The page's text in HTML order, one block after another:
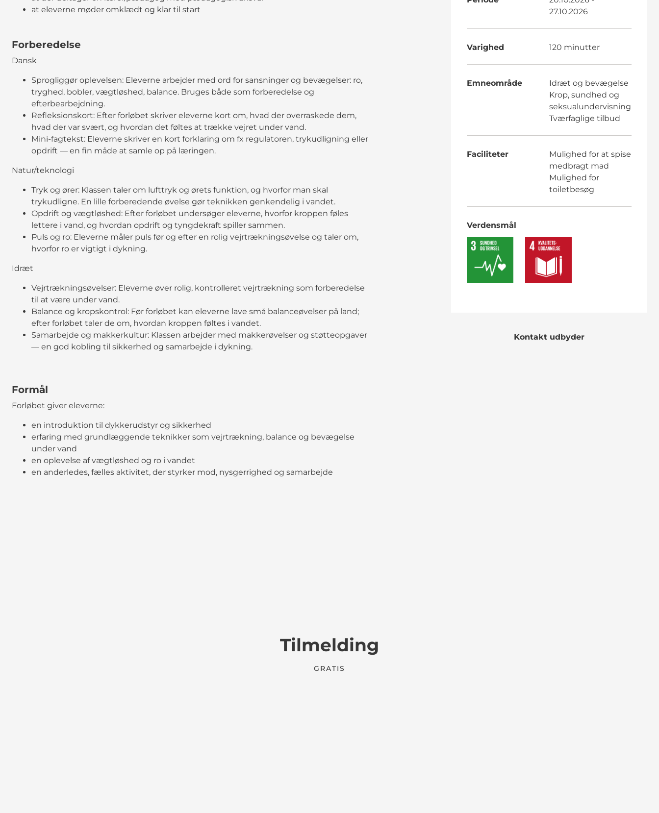
at eleverne møder omklædt og klar til start
Forberedelse
Dansk
Sprogliggør oplevelsen: Eleverne arbejder med ord for sansninger og bevægelser: ro,
tryghed, bobler, vægtløshed, balance. Bruges både som forberedelse og
efterbearbejdning.
Refleksionskort: Efter forløbet skriver eleverne kort om, hvad der overraskede dem,
hvad der var svært, og hvordan det føltes at trække vejret under vand.
Mini-fagtekst: Eleverne skriver en kort forklaring om fx regulatoren, trykudligning eller
opdrift — en fin måde at samle op på læringen.
Natur/teknologi
Tryk og ører: Klassen taler om lufttryk og ørets funktion, og hvorfor man skal
trykudligne. En lille forberedende øvelse gør teknikken genkendelig i vandet.
Opdrift og vægtløshed: Efter forløbet undersøger eleverne, hvorfor kroppen føles
lettere i vand, og hvordan opdrift og tyngdekraft spiller sammen.
Puls og ro: Eleverne måler puls før og efter en rolig vejrtrækningsøvelse og taler om,
hvorfor ro er vigtigt i dykning.
Idræt
Vejrtrækningsøvelser: Eleverne øver rolig, kontrolleret vejrtrækning som forberedelse
til at være under vand.
Balance og kropskontrol: Før forløbet kan eleverne lave små balanceøvelser på land;
efter forløbet taler de om, hvordan kroppen føltes i vandet.
Samarbejde og makkerkultur: Klassen arbejder med makkerøvelser og støtteopgaver
— en god kobling til sikkerhed og samarbejde i dykning.
Formål
Forløbet giver eleverne:
en introduktion til dykkerudstyr og sikkerhed
erfaring med grundlæggende teknikker som vejrtrækning, balance og bevægelse
under vand
en oplevelse af vægtløshed og ro i vandet
en anderledes, fælles aktivitet, der styrker mod, nysgerrighed og samarbejde
27.10.2026
Varighed 120 minutter
Emneområde
Idræt og bevægelse
Krop, sundhed og
seksualundervisning
Tværfaglige tilbud
Faciliteter
Mulighed for at spise
medbragt mad
Mulighed for
toiletbesøg
Verdensmål
Kontakt udbyder
Tilmelding
GRATIS